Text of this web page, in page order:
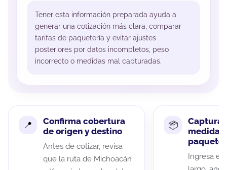
Tener esta información preparada ayuda a
generar una cotización más clara, comparar
tarifas de paquetería y evitar ajustes
posteriores por datos incompletos, peso
incorrecto o medidas mal capturadas.
Confirma cobertura
de origen y destino
Antes de cotizar, revisa
que la ruta de Michoacán
Captura
medidas
paquete
Ingresa el